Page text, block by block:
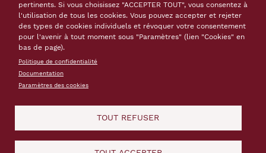
fréquenté l’île qui compte 400 000 habitants.
La ville de La...
Mots-clés
patrimoine fortifié
accessibilité
cheminement mode doux
fréquentation touristique
touristique
sur Un
pertinents. Si vous choisissez "ACCEPTER TOUT", vous consentez à
l'utilisation de tous les cookies. Vous pouvez accepter et rejeter
des types de cookies individuels et révoquer votre consentement
pour l'avenir à tout moment sous "Paramètres" (lien "Cookies" en
bas de page).
Politique de confidentialité
Documentation
Paramètres des cookies
TOUT REFUSER